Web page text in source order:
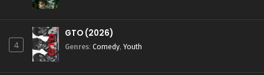
4
GTO (2026)
Genres: Comedy, Youth